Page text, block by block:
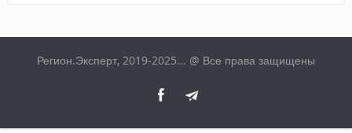
Регион.Эксперт, 2019-2025... @ Все права защищены